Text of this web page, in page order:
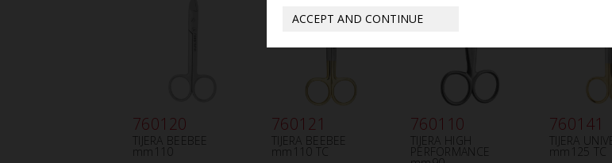
760120
TIJERA BEEBEE
mm110
760121
TIJERA BEEBEE
mm110 TC
760110
TIJERA HIGH
PERFORMANCE
760141
TIJERA
mm125 TC
ACCEPT AND CONTINUE